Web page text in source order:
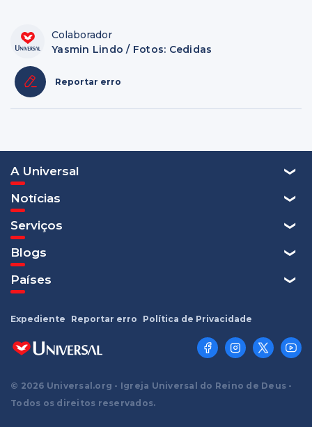
Colaborador
Yasmin Lindo / Fotos: Cedidas
Reportar erro
A Universal
Notícias
Serviços
Blogs
Países
© 2026 Universal.org - Igreja Universal do Reino de Deus -
Todos os direitos reservados.
Expediente Reportar erro Política de Privacidade